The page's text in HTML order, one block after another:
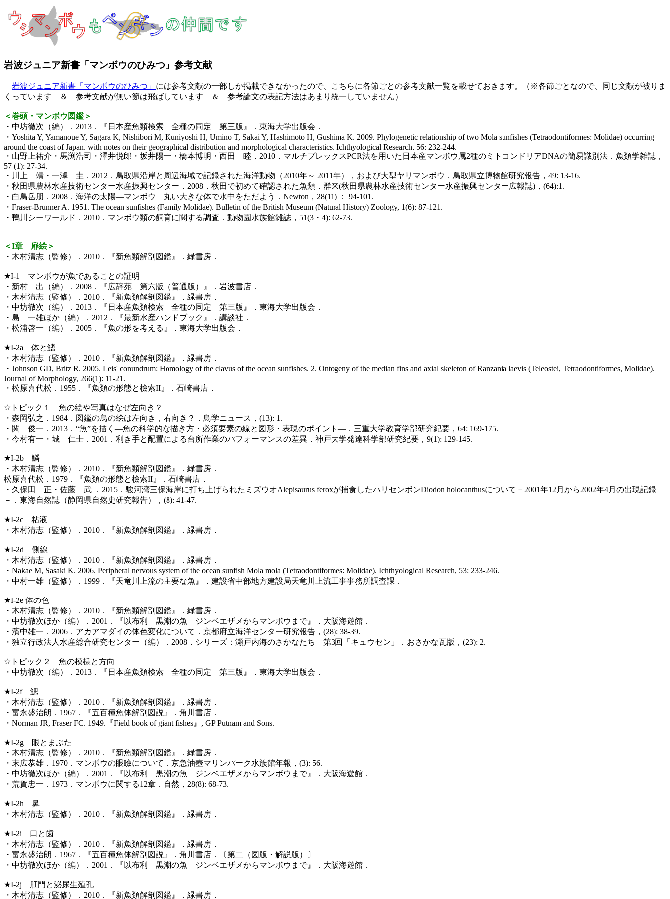
岩波ジュニア新書「マンボウのひみつ」参考文献
岩波ジュニア新書「マンボウのひみつ」 には参考文献の一部しか掲載できなかったので、こちらに各節ごとの参考文献一覧を載せておきます。（※各節ごとなので、同じ文献が被りま
くっています ＆ 参考文献が無い節は飛ばしています ＆ 参考論文の表記方法はあまり統一していません）
＜巻頭・マンボウ図鑑＞
・中坊徹次（編）．2013．『日本産魚類検索 全種の同定 第三版』．東海大学出版会．
・Yoshita Y, Yamanoue Y, Sagara K, Nishibori M, Kuniyoshi H, Umino T, Sakai Y, Hashimoto H, Gushima K. 2009. Phylogenetic relationship of two Mola sunfishes (Tetraodontiformes: Molidae) occurring
around the coast of Japan, with notes on their geographical distribution and morphological characteristics. Ichthyological Research, 56: 232-244.
・山野上祐介・馬渕浩司・澤井悦郎・坂井陽一・橋本博明・西田 睦．2010．マルチプレックスPCR法を用いた日本産マンボウ属2種のミトコンドリアDNAの簡易識別法．魚類学雑誌，
57 (1): 27-34.
・川上 靖・一澤 圭．2012．鳥取県沿岸と周辺海域で記録された海洋動物（2010年～ 2011年），および大型ヤリマンボウ．鳥取県立博物館研究報告，49: 13-16.
・秋田県農林水産技術センター水産振興センター．2008．秋田で初めて確認された魚類．群来(秋田県農林水産技術センター水産振興センター広報誌)，(64):1.
・白鳥岳朋．2008．海洋の太陽―マンボウ 丸い大きな体で水中をただよう．Newton，28(11) ： 94-101.
・Fraser-Brunner A. 1951. The ocean sunfishes (Family Molidae). Bulletin of the British Museum (Natural History) Zoology, 1(6): 87-121.
・鴨川シーワールド．2010．マンボウ類の飼育に関する調査．動物園水族館雑誌，51(3・4): 62-73.
＜I章 扉絵＞
・木村清志（監修）．2010．『新魚類解剖図鑑』．緑書房．
★I-1 マンボウが魚であることの証明
・新村 出（編）．2008．『広辞苑 第六版（普通版）』．岩波書店．
・木村清志（監修）．2010．『新魚類解剖図鑑』．緑書房．
・中坊徹次（編）．2013．『日本産魚類検索 全種の同定 第三版』．東海大学出版会．
・島 一雄ほか（編）．2012．『最新水産ハンドブック』．講談社．
・松浦啓一（編）．2005．『魚の形を考える』．東海大学出版会．
★I-2a 体と鰭
・木村清志（監修）．2010．『新魚類解剖図鑑』．緑書房．
・Johnson GD, Britz R. 2005. Leis' conundrum: Homology of the clavus of the ocean sunfishes. 2. Ontogeny of the median fins and axial skeleton of Ranzania laevis (Teleostei, Tetraodontiformes, Molidae).
Journal of Morphology, 266(1): 11-21.
・松原喜代松．1955．『魚類の形態と檢索II』．石崎書店．
☆トピック１ 魚の絵や写真はなぜ左向き？
・森岡弘之．1984．図鑑の鳥の絵は左向き，右向き？．鳥学ニュース，(13): 1.
・関 俊一．2013．“魚”を描く―魚の科学的な描き方・必須要素の線と図形・表現のポイント―．三重大学教育学部研究紀要，64: 169-175.
・今村有一・城 仁士．2001．利き手と配置による台所作業のパフォーマンスの差異．神戸大学発達科学部研究紀要，9(1): 129-145.
★I-2b 鱗
・木村清志（監修）．2010．『新魚類解剖図鑑』．緑書房．
松原喜代松．1979．『魚類の形態と檢索II』．石崎書店．
・久保田 正・佐藤 武 ．2015．駿河湾三保海岸に打ち上げられたミズウオAlepisaurus feroxが捕食したハリセンボンDiodon holocanthusについて－2001年12月から2002年4月の出現記録
－．東海自然誌（静岡県自然史研究報告），(8): 41-47.
★I-2c 粘液
・木村清志（監修）．2010．『新魚類解剖図鑑』．緑書房．
★I-2d 側線
・木村清志（監修）．2010．『新魚類解剖図鑑』．緑書房．
・Nakae M, Sasaki K. 2006. Peripheral nervous system of the ocean sunfish Mola mola (Tetraodontiformes: Molidae). Ichthyological Research, 53: 233-246.
・中村一雄（監修）．1999．『天竜川上流の主要な魚』．建設省中部地方建設局天竜川上流工事事務所調査課．
★I-2e 体の色
・木村清志（監修）．2010．『新魚類解剖図鑑』．緑書房．
・中坊徹次ほか（編）．2001．『以布利 黒潮の魚 ジンベエザメからマンボウまで』．大阪海遊館．
・濱中雄一．2006．アカアマダイの体色変化について．京都府立海洋センター研究報告，(28): 38-39.
・独立行政法人水産総合研究センター（編）．2008．シリーズ：瀬戸内海のさかなたち 第3回「キュウセン」．おさかな瓦版，(23): 2.
☆トピック２ 魚の模様と方向
・中坊徹次（編）．2013．『日本産魚類検索 全種の同定 第三版』．東海大学出版会．
★I-2f 鰓
・木村清志（監修）．2010．『新魚類解剖図鑑』．緑書房．
・富永盛治朗．1967．『五百種魚体解剖図説』．角川書店．
・Norman JR, Fraser FC. 1949.『Field book of giant fishes』, GP Putnam and Sons.
★I-2g 眼とまぶた
・木村清志（監修）．2010．『新魚類解剖図鑑』．緑書房．
・末広恭雄．1970．マンボウの眼瞼について．京急油壺マリンパーク水族館年報，(3): 56.
・中坊徹次ほか（編）．2001．『以布利 黒潮の魚 ジンベエザメからマンボウまで』．大阪海遊館．
・荒賀忠一．1973．マンボウに関する12章．自然，28(8): 68-73.
★I-2h 鼻
・木村清志（監修）．2010．『新魚類解剖図鑑』．緑書房．
★I-2i 口と歯
・木村清志（監修）．2010．『新魚類解剖図鑑』．緑書房．
・富永盛治朗．1967．『五百種魚体解剖図説』．角川書店．〔第二（図版・解説版）〕
・中坊徹次ほか（編）．2001．『以布利 黒潮の魚 ジンベエザメからマンボウまで』．大阪海遊館．
★I-2j 肛門と泌尿生殖孔
・木村清志（監修）．2010．『新魚類解剖図鑑』．緑書房．